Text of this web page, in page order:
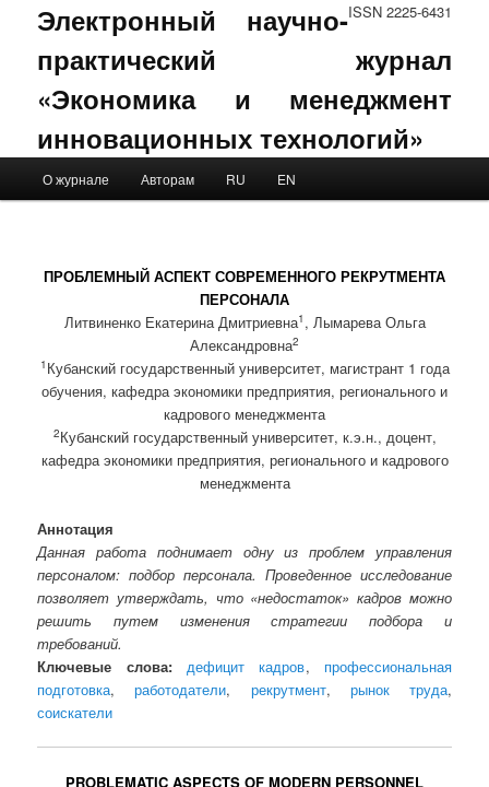
ISSN 2225-6431
Электронный научно-
практический журнал
«Экономика и менеджмент
инновационных технологий»
Skip to primary content
Skip to secondary content
О журнале Авторам RU EN
ПРОБЛЕМНЫЙ АСПЕКТ СОВРЕМЕННОГО РЕКРУТМЕНТА
ПЕРСОНАЛА
Литвиненко Екатерина Дмитриевна1 , Лымарева Ольга
Александровна2
1 Кубанский государственный университет, магистрант 1 года
обучения, кафедра экономики предприятия, регионального и
кадрового менеджмента
2Кубанский государственный университет, к.э.н., доцент,
кафедра экономики предприятия, регионального и кадрового
менеджмента
Аннотация
Данная работа поднимает одну из проблем управления
персоналом: подбор персонала. Проведенное исследование
позволяет утверждать, что «недостаток» кадров можно
решить путем изменения стратегии подбора и
требований.
Ключевые слова:
дефицит кадров, профессиональная
подготовка,работодатели, рекрутмент, рынок труда,
соискатели
PROBLEMATIC ASPECTS OF MODERN PERSONNEL